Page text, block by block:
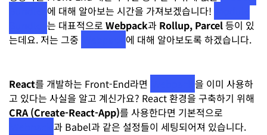
에 대해 알아보는 시간을 가져보겠습니다!
는 대표적으로Webpack과 Rollup, Parcel등이 있
는데요. 저는 그중
에 대해 알아보도록 하겠습니다.
React를 개발하는 Front-End라면
을 이미 사용하
고 있다는 사실을 알고 계신가요? React 환경을 구축하기 위해
CRA (Create-React-App)를 사용한다면 기본적으로
과 Babel과 같은 설정들이 세팅되어져 있습니다.